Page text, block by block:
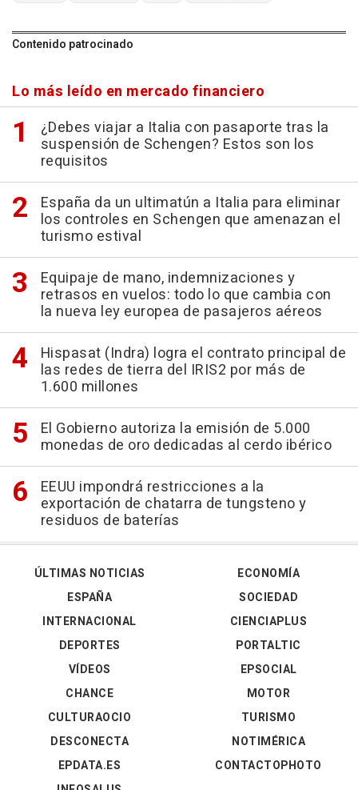
Contenido patrocinado
Lo más leído en mercado financiero
¿Debes viajar a Italia con pasaporte tras la
suspensión de Schengen? Estos son los
requisitos
España da un ultimatún a Italia para eliminar
los controles en Schengen que amenazan el
turismo estival
Equipaje de mano, indemnizaciones y
retrasos en vuelos: todo lo que cambia con
la nueva ley europea de pasajeros aéreos
Hispasat (Indra) logra el contrato principal de
las redes de tierra del IRIS2 por más de
1.600 millones
El Gobierno autoriza la emisión de 5.000
monedas de oro dedicadas al cerdo ibérico
EEUU impondrá restricciones a la
exportación de chatarra de tungsteno y
residuos de baterías
ÚLTIMAS NOTICIAS
ESPAÑA
INTERNACIONAL
DEPORTES
VÍDEOS
ECONOMÍA
SOCIEDAD
CIENCIAPLUS
PORTALTIC
EPSOCIAL
CHANCE
CULTURAOCIO
DESCONECTA
EPDATA.ES
MOTOR
TURISMO
NOTIMÉRICA
CONTACTOPHOTO